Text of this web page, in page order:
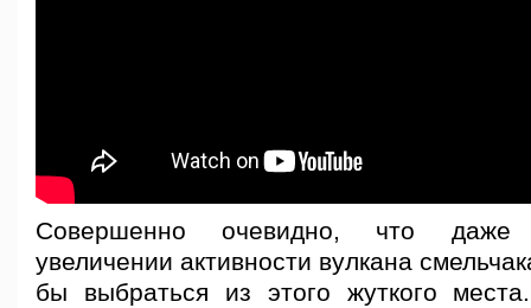
Совершенно очевидно, что
увеличении активности вулкана
бы выбраться из этого жуткого